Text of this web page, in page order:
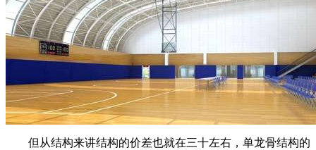
但从结构来讲结构的价差也就在三十左右，单龙骨结构的